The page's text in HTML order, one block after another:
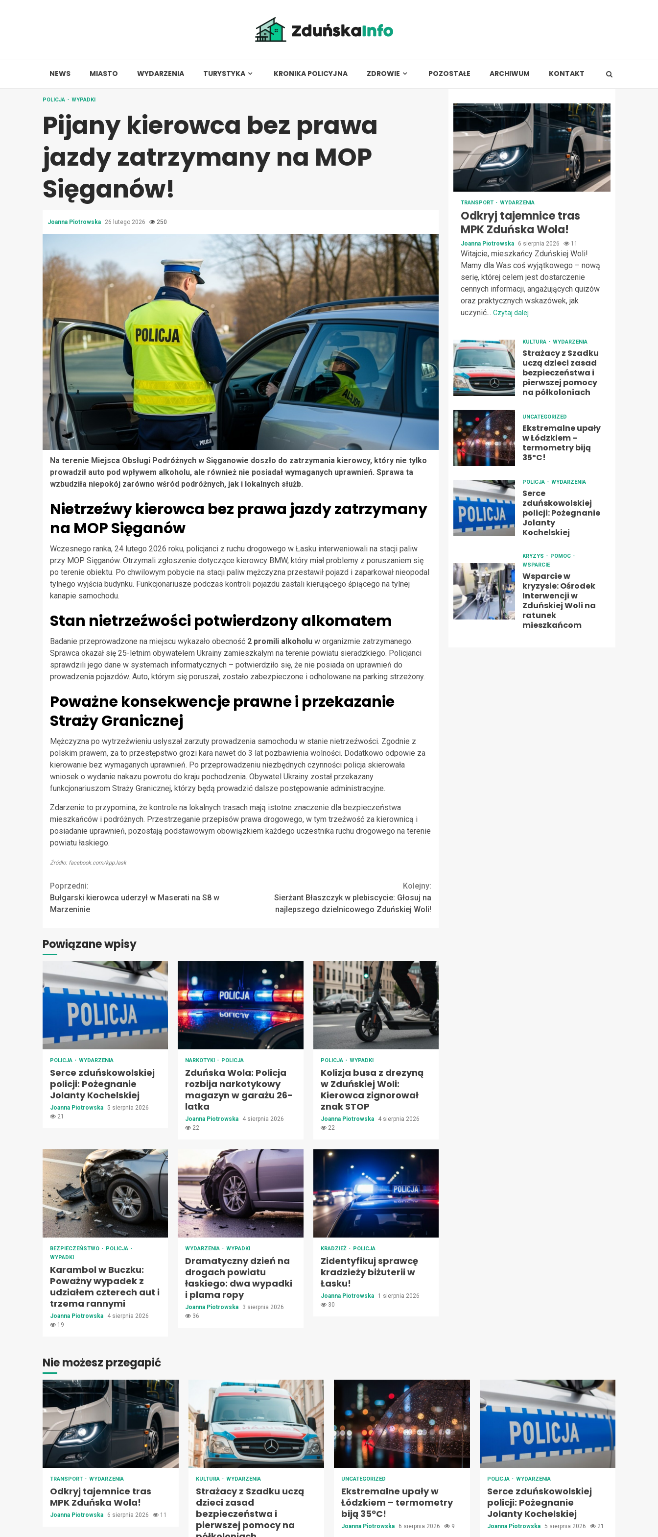
NEWS MIASTO WYDARZENIA TURYSTYKA KRONIKA POLICYJNA ZDROWIE POZOSTAŁE ARCHIWUM KONTAKT
POLICJA WYPADKI
Pijany kierowca bez prawa
jazdy zatrzymany na MOP
Sięganów!
Joanna Piotrowska 26 lutego 2026 250
Na terenie Miejsca Obsługi Podróżnych w Sięganowie doszło do zatrzymania kierowcy, który nie tylko
prowadził auto pod wpływem alkoholu, ale również nie posiadał wymaganych uprawnień. Sprawa ta
wzbudziła niepokój zarówno wśród podróżnych, jak i lokalnych służb.
Nietrzeźwy kierowca bez prawa jazdy zatrzymany
na MOP Sięganów
Wczesnego ranka, 24 lutego 2026 roku, policjanci z ruchu drogowego w Łasku interweniowali na stacji paliw
przy MOP Sięganów. Otrzymali zgłoszenie dotyczące kierowcy BMW, który miał problemy z poruszaniem się
po terenie obiektu. Po chwilowym pobycie na stacji paliw mężczyzna przestawił pojazd i zaparkował nieopodal
tylnego wyjścia budynku. Funkcjonariusze podczas kontroli pojazdu zastali kierującego śpiącego na tylnej
kanapie samochodu.
Stan nietrzeźwości potwierdzony alkomatem
Badanie przeprowadzone na miejscu wykazało obecność 2 promili alkoholu w organizmie zatrzymanego.
Sprawca okazał się 25-letnim obywatelem Ukrainy zamieszkałym na terenie powiatu sieradzkiego. Policjanci
sprawdzili jego dane w systemach informatycznych – potwierdziło się, że nie posiada on uprawnień do
prowadzenia pojazdów. Auto, którym się poruszał, zostało zabezpieczone i odholowane na parking strzeżony.
Poważne konsekwencje prawne i przekazanie
Straży Granicznej
Mężczyzna po wytrzeźwieniu usłyszał zarzuty prowadzenia samochodu w stanie nietrzeźwości. Zgodnie z
polskim prawem, za to przestępstwo grozi kara nawet do 3 lat pozbawienia wolności. Dodatkowo odpowie za
kierowanie bez wymaganych uprawnień. Po przeprowadzeniu niezbędnych czynności policja skierowała
wniosek o wydanie nakazu powrotu do kraju pochodzenia. Obywatel Ukrainy został przekazany
funkcjonariuszom Straży Granicznej, którzy będą prowadzić dalsze postępowanie administracyjne.
Zdarzenie to przypomina, że kontrole na lokalnych trasach mają istotne znaczenie dla bezpieczeństwa
mieszkańców i podróżnych. Przestrzeganie przepisów prawa drogowego, w tym trzeźwość za kierownicą i
posiadanie uprawnień, pozostają podstawowym obowiązkiem każdego uczestnika ruchu drogowego na terenie
powiatu łaskiego.
Źródło: facebook.com/kpp.lask
Continue
Reading
Poprzedni:
Bułgarski kierowca uderzył w Maserati na S8 w
Marzeninie
Kolejny:
Sierżant Błaszczyk w plebiscycie: Głosuj na
najlepszego dzielnicowego Zduńskiej Woli!
Powiązane wpisy
POLICJA WYDARZENIA
Serce zduńskowolskiej
policji: Pożegnanie
Jolanty Kochelskiej
Joanna Piotrowska 5 sierpnia 2026
21
NARKOTYKI POLICJA
Zduńska Wola: Policja
rozbija narkotykowy
magazyn w garażu 26-
latka
Joanna Piotrowska
4 sierpnia 2026
22
POLICJA WYPADKI
Kolizja busa z drezyną
w Zduńskiej Woli:
Kierowca zignorował
znak STOP
Joanna Piotrowska
4 sierpnia 2026
22
BEZPIECZEŃSTWO
POLICJA
WYPADKI
Karambol w Buczku:
Poważny wypadek z
udziałem czterech aut i
trzema rannymi
Joanna Piotrowska
4 sierpnia 2026
19
WYDARZENIA WYPADKI
Dramatyczny dzień na
drogach powiatu
łaskiego: dwa wypadki
i plama ropy
Joanna Piotrowska
3 sierpnia 2026
36
KRADZIEŻ POLICJA
Zidentyfikuj sprawcę
kradzieży biżuterii w
Łasku!
Joanna Piotrowska
1 sierpnia 2026
30
TRANSPORT WYDARZENIA
Odkryj tajemnice tras
MPK Zduńska Wola!
Joanna Piotrowska 6 sierpnia 2026 11
Witajcie, mieszkańcy Zduńskiej Woli!
Mamy dla Was coś wyjątkowego – nową
serię, której celem jest dostarczenie
cennych informacji, angażujących quizów
oraz praktycznych wskazówek, jak
uczynić... Czytaj dalej
KULTURA WYDARZENIA
Strażacy z Szadku
uczą dzieci zasad
bezpieczeństwa i
pierwszej pomocy
na półkoloniach
UNCATEGORIZED
Ekstremalne upały
w Łódzkiem –
termometry biją
35ºC!
POLICJA WYDARZENIA
Serce
zduńskowolskiej
policji: Pożegnanie
Jolanty
Kochelskiej
KRYZYS
POMOC
WSPARCIE
Wsparcie w
kryzysie: Ośrodek
Interwencji w
Zduńskiej Woli na
ratunek
mieszkańcom
Nie możesz przegapić
TRANSPORT WYDARZENIA
Odkryj tajemnice tras
MPK Zduńska Wola!
Joanna Piotrowska 6 sierpnia 2026 11
KULTURA WYDARZENIA
Strażacy z Szadku uczą
dzieci zasad
bezpieczeństwa i
pierwszej pomocy na
UNCATEGORIZED
Ekstremalne upały w
Łódzkiem – termometry
biją 35ºC!
Joanna Piotrowska 6 sierpnia 2026 9
POLICJA WYDARZENIA
Serce zduńskowolskiej
policji: Pożegnanie
Jolanty Kochelskiej
Joanna Piotrowska 5 sierpnia 2026 21